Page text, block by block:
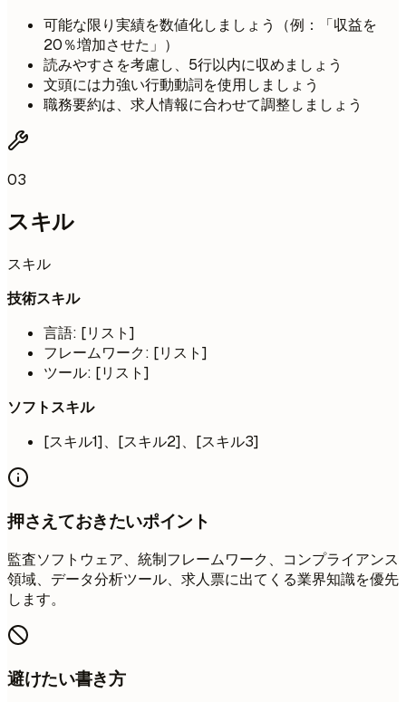
可能な限り実績を数値化しましょう（例：「収益を
20％増加させた」）
読みやすさを考慮し、5行以内に収めましょう
文頭には力強い行動動詞を使用しましょう
職務要約は、求人情報に合わせて調整しましょう
03
スキル
スキル
技術スキル
言語: [リスト]
フレームワーク: [リスト]
ツール: [リスト]
ソフトスキル
[スキル1]、[スキル2]、[スキル3]
押さえておきたいポイント
監査ソフトウェア、統制フレームワーク、コンプライアンス
領域、データ分析ツール、求人票に出てくる業界知識を優先
します。
避けたい書き方